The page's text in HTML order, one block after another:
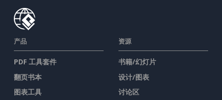
产品
PDF 工具套件
翻页书本
图表工具
资源
书籍/幻灯片
设计/图表
讨论区